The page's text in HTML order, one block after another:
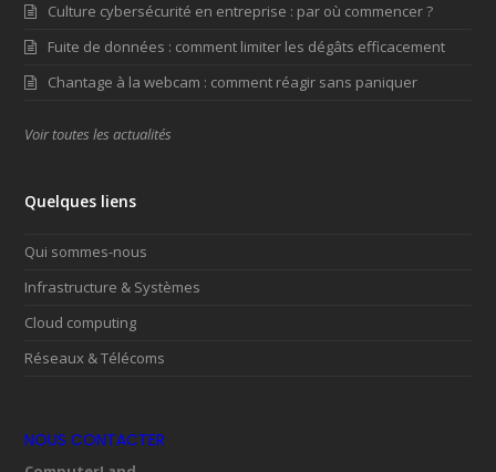
Culture cybersécurité en entreprise : par où commencer ?
Fuite de données : comment limiter les dégâts efficacement
Chantage à la webcam : comment réagir sans paniquer
Voir toutes les actualités
Quelques liens
Qui sommes-nous
Infrastructure & Systèmes
Cloud computing
Réseaux & Télécoms
NOUS CONTACTER